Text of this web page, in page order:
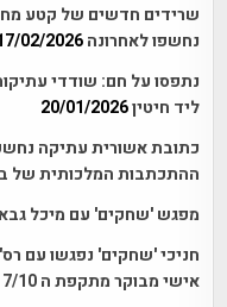
שרידים חדשים של קטע
נחשפו לאחרונה 02/2026
נתפסו על חם: שודדי
ליד חיטין20/01/2026
כתובת אשורית עתיקה
ההתכתבות המלכותית של
מפגש 'שחקים' עם מיכל
חניכי 'שחקים' נפגשו עם
אישי מבוקר מתקפת ה 7/10